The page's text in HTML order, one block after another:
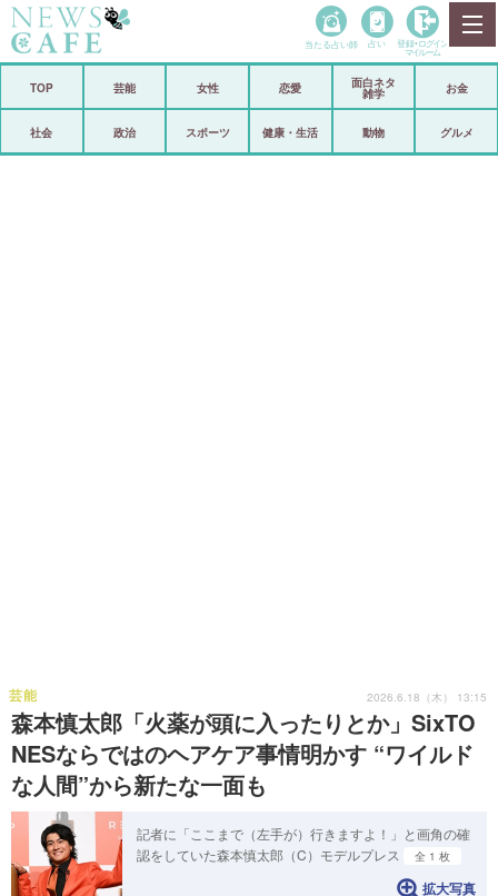
政治
当たる占い師 占い 登録• ログイン
マイルーム
TOP 芸能 女性 恋愛
面白ネタ
雑学
お金
社会 政治 スポーツ 健康・生活 動物 グルメ
森本慎太郎「火薬が頭に入ったりとか」SixTO
NESならではのヘアケア事情明かす “ワイルド
な人間”から新たな一面も
芸能 2026.6.18（木） 13:15
記者に「ここまで（左手が）行きますよ！」と画角の確
認をしていた森本慎太郎（C）モデルプレス
全 1 枚
拡大写真